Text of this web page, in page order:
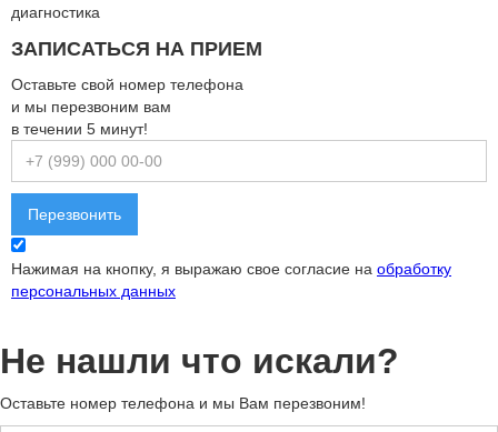
диагностика
ЗАПИСАТЬСЯ НА ПРИЕМ
Оставьте свой номер телефона
и мы перезвоним вам
в течении 5 минут!
Нажимая на кнопку, я выражаю свое согласие на обработку
персональных данных
Не нашли что искали?
Оставьте номер телефона и мы Вам перезвоним!